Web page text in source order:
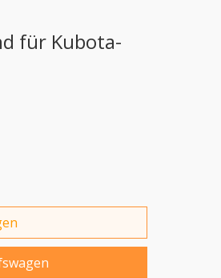
für Kubota-